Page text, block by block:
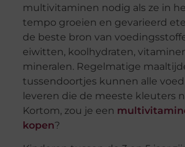
multivitaminen nodig als ze in
tempo groeien en gevarieerd
de beste bron van
eiwitten, koolhydraten,
mineralen. Regelmatige
tussendoortjes kunnen alle
leveren die de meeste kleuters
Kortom, zou je een
kopen?